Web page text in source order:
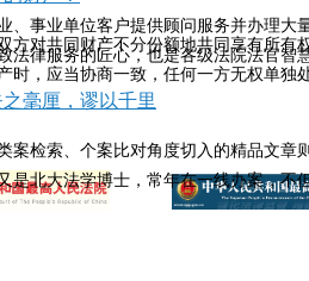
、事业单位客户提供顾问服务并办理大
法律服务的匠心，也是各级法院法官智
方对共同财产不分份额地共同享有所有
时，应当协商一致，任何一方无权单独处
毫厘，谬以千里
案检索、个案比对角度切入的精品文章
是北大法学博士，常年在一线办案，不